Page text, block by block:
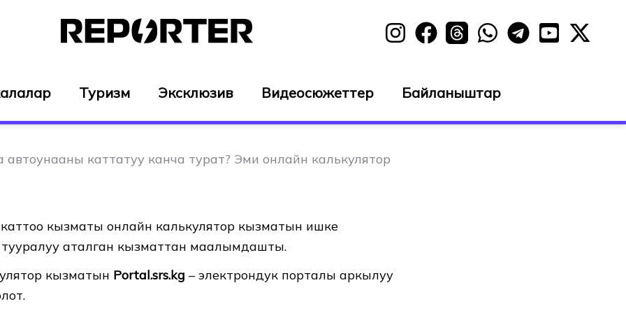
Туризм Эксклюзив Видеосюжеттер Байланыштар
автоунааны каттатуу канча турат? Эми онлайн калькулятор
кызматы онлайн калькулятор кызматын ишке
тууралуу аталган кызматтан маалымдашты.
кызматын Рortal.srs.kg – электрондук порталы аркылуу